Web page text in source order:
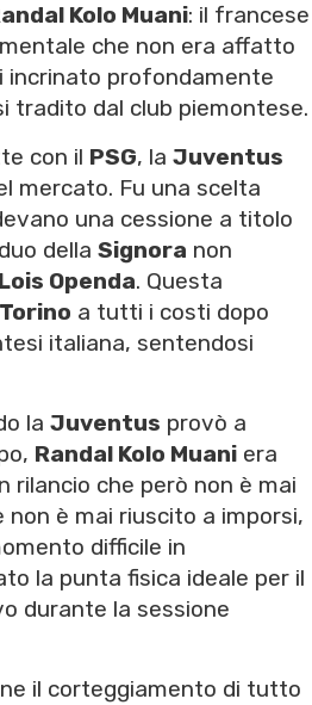
Kolo Muani: il francese
che non era affatto
incrinato profondamente
tradito dal club piemontese.
con il PSG, la Juventus
mercato. Fu una scelta
una cessione a titolo
della Signora non
Lois Openda. Questa
Torino a tutti i costi dopo
italiana, sentendosi
la Juventus provò a
Randal Kolo Muani era
rilancio che però non è mai
è mai riuscito a imporsi,
difficile in
la punta fisica ideale per il
durante la sessione
il corteggiamento di tutto